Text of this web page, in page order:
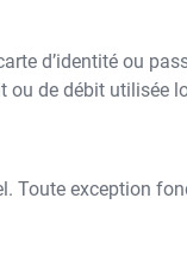
d’identité ou
ou de débit utilisée
Toute exception